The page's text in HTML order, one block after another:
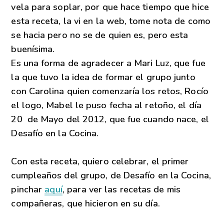
vela para soplar, por que hace tiempo que hice
esta receta, la vi en la web, tome nota de como
se hacia pero no se de quien es, pero esta
buenísima.
Es una forma de agradecer a Mari Luz, que fue
la que tuvo la idea de formar el grupo junto
con Carolina quien comenzaría los retos, Rocío
el logo, Mabel le puso fecha al retoño, el día
20 de Mayo del 2012, que fue cuando nace, el
Desafío en la Cocina.
Con esta receta, quiero celebrar, el primer
cumpleaños del grupo, de Desafío en la Cocina,
pinchar aquí, para ver las recetas de mis
compañeras, que hicieron en su día.